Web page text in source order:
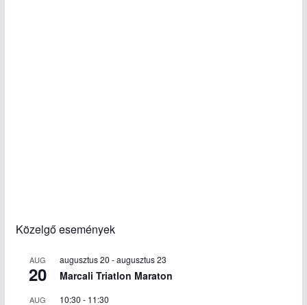
Közelgő események
AUG
20
augusztus 20 -augusztus 23
Marcali Triatlon Maraton
AUG 10:30 - 11:30